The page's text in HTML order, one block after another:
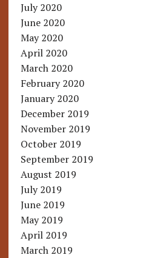
July 2020
June 2020
May 2020
April 2020
March 2020
February 2020
January 2020
December 2019
November 2019
October 2019
September 2019
August 2019
July 2019
June 2019
May 2019
April 2019
March 2019